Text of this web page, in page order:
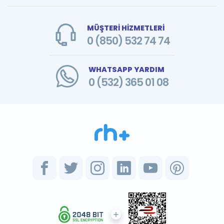
MÜŞTERİ HİZMETLERİ
0 (850) 532 74 74
WHATSAPP YARDIM
0 (532) 365 01 08